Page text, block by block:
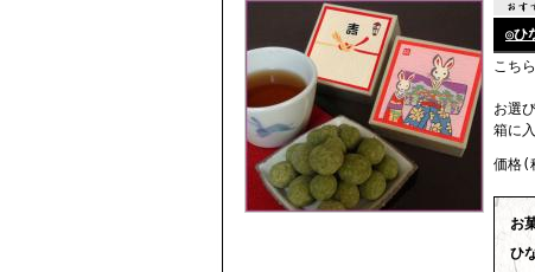
◎ひ
こち
お選
箱に
価格(
お
ひ